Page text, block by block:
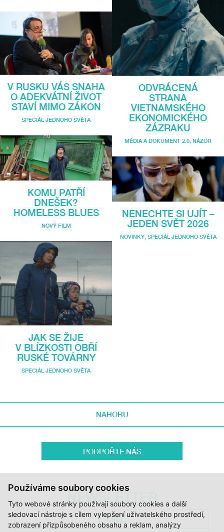
Používáme soubory cookies
Tyto webové stránky používají soubory cookies a další
sledovací nástroje s cílem vylepšení uživatelského prostředí,
zobrazení přizpůsobeného obsahu a reklam, analýzy
V RUSKU VÁS SNAHA
O ADEKVÁTNÍ ŽIVOT
STAVÍ MIMO ZÁKON
SPECIÁL JEDNOHO SVĚTA
KOMU PATŘÍ
DNEŠEK?
HOMELESS BLUES
NOVÝ FILM
JAK SE ŽIJE
V BLÍZKOSTI OBŘÍ
RUSKÉ TOVÁRNY
SPECIÁL JEDNOHO SVĚTA
ODVRÁCENÁ
STRANA
VIETNAMSKÉHO
EKONOMICKÉHO
ZÁZRAKU
MÉDIA A DOKUMENT 2.0, NÁZOR
NENECHTE SI UJÍT –
JEDEN SVĚT 2026
NOVINKY, SPECIÁL JEDNOHO SVĚTA
NAHORU
PODPOŘTE NÁS
NEWSLETTER